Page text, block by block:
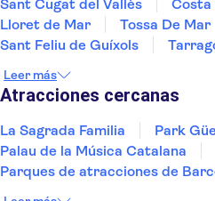
Sant Cugat del Vallès Costa
Lloret de Mar
Tossa De Mar
Sant Feliu de Guíxols
Deltebro
Leer más
Atracciones cercanas
La Sagrada Familia Park
Palau de la Música Catalana
Parques de atracciones de